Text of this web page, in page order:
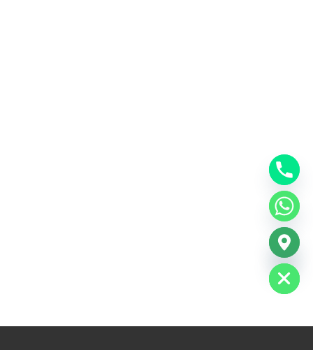
Hide
chaty